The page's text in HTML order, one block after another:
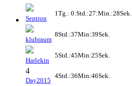
Septron
1Tg.: 0:Std.:27:Min.:28Sek.
klubraum
8Std.:37Min:39Sek.
Harlekin
5Std.:45Min:25Sek.
4
Day2015
4Std.:36Min:46Sek.